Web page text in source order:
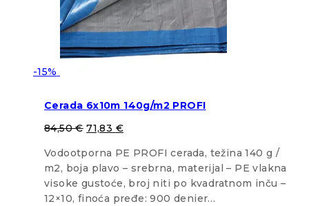
-15%
Cerada 6x10m 140g/m2 PROFI
84,50€ 71,83 €
Vodootporna PE PROFI cerada, težina 140 g /
m2, boja plavo – srebrna, materijal – PE vlakna
visoke gustoće, broj niti po kvadratnom inču –
12×10, finoća pređe: 900 denier…